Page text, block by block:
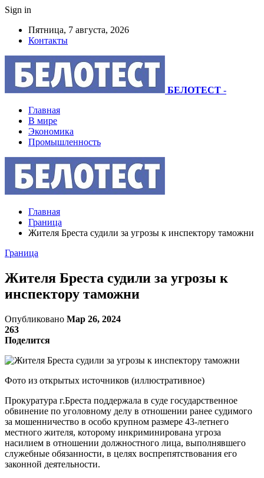
Sign in
Пятница, 7 августа, 2026
Контакты
БЕЛОТЕСТ -
Главная
В мире
Экономика
Промышленность
Главная
Граница
Жителя Бреста судили за угрозы к инспектору таможни
Граница
Жителя Бреста судили за угрозы к
инспектору таможни
Опубликовано Мар 26, 2024
263
Поделится
Фото из открытых источников (иллюстративное)
Прокуратура г.Бреста поддержала в суде государственное
обвинение по уголовному делу в отношении ранее судимого
за мошенничество в особо крупном размере 43-летнего
местного жителя, которому инкриминирована угроза
насилием в отношении должностного лица, выполнявшего
служебные обязанности, в целях воспрепятствования его
законной деятельности.